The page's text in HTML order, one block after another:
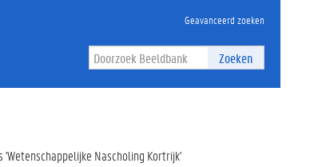
Geavanceerd zoeken
Zoeken
'Wetenschappelijke Nascholing Kortrijk'